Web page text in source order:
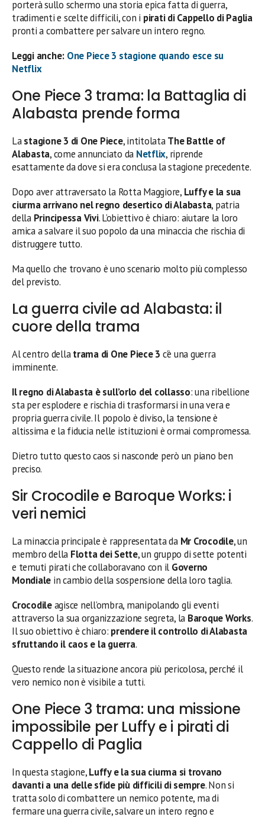
porterà sullo schermo una storia epica fatta di guerra,
tradimenti e scelte difficili, con i pirati di Cappello di Paglia
pronti a combattere per salvare un intero regno.
Leggi anche: One Piece 3 stagione quando esce su
Netflix
One Piece 3 trama: la Battaglia di
Alabasta prende forma
Lastagione 3 di One Piece, intitolataThe Battle of
Alabasta, come annunciato da Netflix, riprende
esattamente da dove si era conclusa la stagione precedente.
Dopo aver attraversato la Rotta Maggiore, Luffy e la sua
ciurma arrivano nel regno desertico di Alabasta, patria
della Principessa Vivi. L’obiettivo è chiaro: aiutare la loro
amica a salvare il suo popolo da una minaccia che rischia di
distruggere tutto.
Ma quello che trovano è uno scenario molto più complesso
del previsto.
La guerra civile ad Alabasta: il
cuore della trama
Al centro dellatrama di One Piece 3 c’è una guerra
imminente.
Il regno di Alabasta è sull’orlo del collasso: una ribellione
sta per esplodere e rischia di trasformarsi in una vera e
propria guerra civile. Il popolo è diviso, la tensione è
altissima e la fiducia nelle istituzioni è ormai compromessa.
Dietro tutto questo caos si nasconde però un piano ben
preciso.
Sir Crocodile e Baroque Works: i
veri nemici
La minaccia principale è rappresentata da Mr Crocodile, un
membro della Flotta dei Sette, un gruppo di sette potenti
e temuti pirati che collaboravano con il Governo
Mondiale in cambio della sospensione della loro taglia.
Crocodileagisce nell’ombra, manipolando gli eventi
attraverso la sua organizzazione segreta, la Baroque Works.
Il suo obiettivo è chiaro: prendere il controllo di Alabasta
sfruttando il caos e la guerra.
Questo rende la situazione ancora più pericolosa, perché il
vero nemico non è visibile a tutti.
One Piece 3 trama: una missione
impossibile per Luffy e i pirati di
Cappello di Paglia
In questa stagione,Luffy e la sua ciurma si trovano
davanti a una delle sfide più difficili di sempre. Non si
tratta solo di combattere un nemico potente, ma di
fermare una guerra civile, salvare un intero regno e